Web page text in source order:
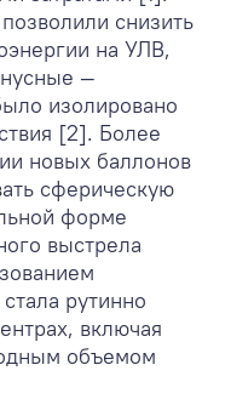
снизить
на УЛВ,
—
изолировано
[2]. Более
новых баллонов
сферическую
форме
выстрела
рутинно
включая
объемом